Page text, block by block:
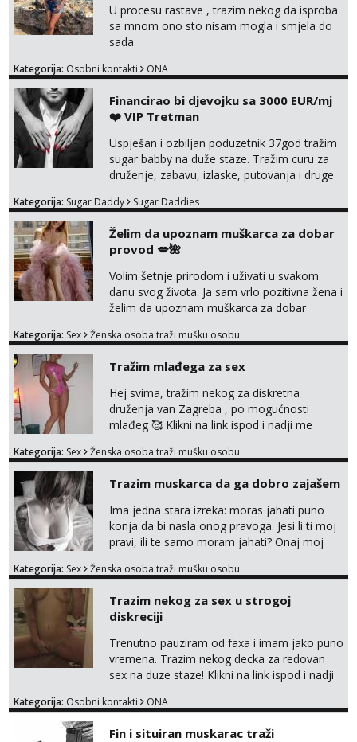
U procesu rastave , trazim nekog da isproba
sa mnom ono sto nisam mogla i smjela do
sada
Kategorija: Osobni kontakti ONA
Financirao bi djevojku sa 3000 EUR/mj
❤️ VIP Tretman
Uspješan i ozbiljan poduzetnik 37god tražim
sugar babby na duže staze. Tražim curu za
druženje, zabavu, izlaske, putovanja i druge
otvorena, komunikativna, zgodna i atraktivna
markodalic37@gmail.com
Kategorija: Sugar Daddy Sugar Daddies
Želim da upoznam muškarca za dobar
provod 💋🌺
Volim šetnje prirodom i uživati u svakom
danu svog života. Ja sam vrlo pozitivna žena i
želim da upoznam muškarca za dobar
na link ispod i nadji me tamo, cekam te!
Kategorija: Sex Ženska osoba traži mušku osobu
Tražim mlađega za sex
Hej svima, tražim nekog za diskretna
druženja van Zagreba , po mogućnosti
mlađeg 🥰 Klikni na link ispod i nadji me
Kategorija: Sex Ženska osoba traži mušku osobu
Trazim muskarca da ga dobro zajašem
Ima jedna stara izreka: moras jahati puno
konja da bi nasla onog pravoga. Jesi li ti moj
pravi, ili te samo moram jahati? Onaj moj
na sexdater link i javi mi se tamo....
Kategorija: Sex Ženska osoba traži mušku osobu
Trazim nekog za sex u strogoj
diskreciji
Trenutno pauziram od faxa i imam jako puno
vremena. Trazim nekog decka za redovan
sex na duze staze! Klikni na link ispod i nadji
Kategorija: Osobni kontakti ONA
Fin i situiran muskarac traži